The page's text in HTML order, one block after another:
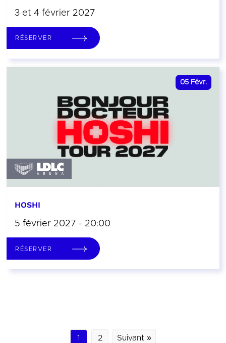
3 et 4 février 2027
RÉSERVER
05 Févr.
HOSHI
5 février 2027 - 20:00
RÉSERVER
1 2 Suivant »